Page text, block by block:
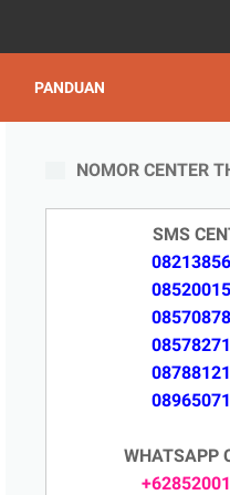
PANDUAN
NOMOR CENTER
SMS
WHATSAPP